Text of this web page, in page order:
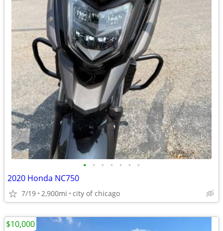
• • • • • • •
2020 Honda NC750
7/19 2,900mi city of chicago
$10,000